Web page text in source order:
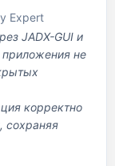
Expert
JADX-GUI и
не
корректно
сохраняя